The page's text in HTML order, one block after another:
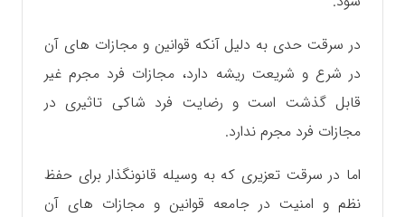
در سرقت حدی به دلیل آنکه قوانین و مجازات های آن
در شرع و شریعت ریشه دارد، مجازات فرد مجرم غیر
قابل گذشت است و رضایت فرد شاکی تاثیری در
مجازات فرد مجرم ندارد.
اما در سرقت تعزیری که به وسیله قانونگذار برای حفظ
نظم و امنیت در جامعه قوانین و مجازات های آن